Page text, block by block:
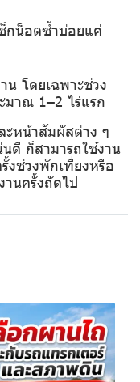
กน็อตซ้ำบ่อยแค่
น โดยเฉพาะช่วง
มาณ 1–2 ไร่แรก
ะหน้าสัมผัสต่าง ๆ
ดี ก็สามารถใช้งาน
งช่วงพักเที่ยงหรือ
านครั้งถัดไป